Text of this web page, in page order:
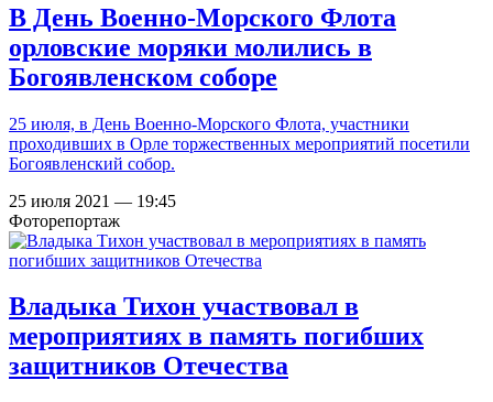
В День Военно-Морского Флота
орловские моряки молились в
Богоявленском соборе
25 июля, в День Военно-Морского Флота, участники
проходивших в Орле торжественных мероприятий посетили
Богоявленский собор.
25 июля 2021 — 19:45
Фоторепортаж
Владыка Тихон участвовал в
мероприятиях в память погибших
защитников Отечества